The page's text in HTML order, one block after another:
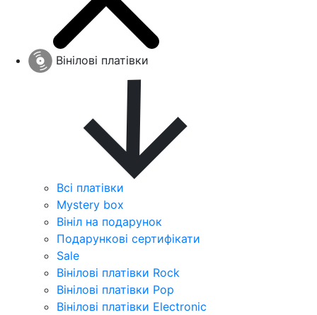
Вінілові платівки
Всі платівки
Mystery box
Вініл на подарунок
Подарункові сертифікати
Sale
Вінілові платівки Rock
Вінілові платівки Pop
Вінілові платівки Electronic